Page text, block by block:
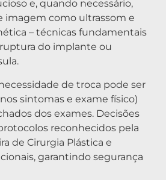
e, quando necessário,
imagem como ultrassom e
– técnicas fundamentais
do implante ou
de troca pode ser
sintomas e exame físico)
dos exames. Decisões
reconhecidos pela
de Cirurgia Plástica e
garantindo segurança